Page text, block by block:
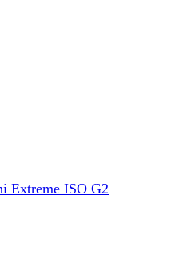
Extreme ISO G2